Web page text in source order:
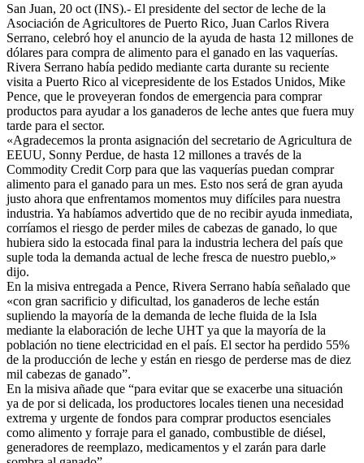
San Juan, 20 oct (INS).- El presidente del sector de leche de la
Asociación de Agricultores de Puerto Rico, Juan Carlos Rivera
Serrano, celebró hoy el anuncio de la ayuda de hasta 12 millones de
dólares para compra de alimento para el ganado en las vaquerías.
Rivera Serrano había pedido mediante carta durante su reciente
visita a Puerto Rico al vicepresidente de los Estados Unidos, Mike
Pence, que le proveyeran fondos de emergencia para comprar
productos para ayudar a los ganaderos de leche antes que fuera muy
tarde para el sector.
«Agradecemos la pronta asignación del secretario de Agricultura de
EEUU, Sonny Perdue, de hasta 12 millones a través de la
Commodity Credit Corp para que las vaquerías puedan comprar
alimento para el ganado para un mes. Esto nos será de gran ayuda
justo ahora que enfrentamos momentos muy difíciles para nuestra
industria. Ya habíamos advertido que de no recibir ayuda inmediata,
corríamos el riesgo de perder miles de cabezas de ganado, lo que
hubiera sido la estocada final para la industria lechera del país que
suple toda la demanda actual de leche fresca de nuestro pueblo,»
dijo.
En la misiva entregada a Pence, Rivera Serrano había señalado que
«con gran sacrificio y dificultad, los ganaderos de leche están
supliendo la mayoría de la demanda de leche fluida de la Isla
mediante la elaboración de leche UHT ya que la mayoría de la
población no tiene electricidad en el país. El sector ha perdido 55%
de la producción de leche y están en riesgo de perderse mas de diez
mil cabezas de ganado”.
En la misiva añade que “para evitar que se exacerbe una situación
ya de por si delicada, los productores locales tienen una necesidad
extrema y urgente de fondos para comprar productos esenciales
como alimento y forraje para el ganado, combustible de diésel,
generadores de reemplazo, medicamentos y el zarán para darle